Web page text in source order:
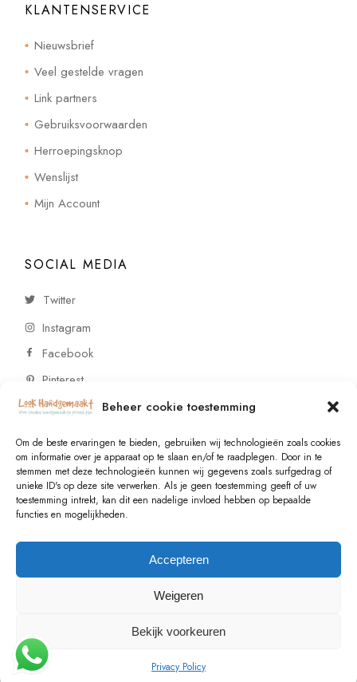
Beheer cookie toestemming
Om de beste ervaringen te bieden, gebruiken wij technologieën zoals cookies
om informatie over je apparaat op te slaan en/of te raadplegen. Door in te
stemmen met deze technologieën kunnen wij gegevens zoals surfgedrag of
unieke ID's op deze site verwerken. Als je geen toestemming geeft of uw
toestemming intrekt, kan dit een nadelige invloed hebben op bepaalde
functies en mogelijkheden.
Accepteren
Weigeren
Bekijk voorkeuren
Privacy Policy
KLANTENSERVICE
Nieuwsbrief
Veel gestelde vragen
Link partners
Gebruiksvoorwaarden
Herroepingsknop
Wenslijst
Mijn Account
SOCIAL MEDIA
Twitter
Instagram
Facebook
Pinterest
CONTACT
Vragen of wensen? Neem contact op!
+31 (0)6 229 021 29
© 2023 , All Rights Reserved